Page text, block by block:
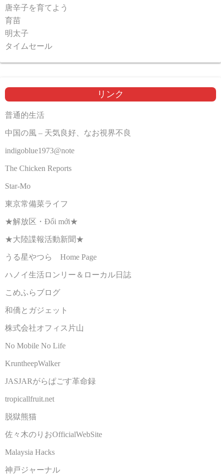
唐辛子を育てよう
育苗
明太子
タイムセール
リンク
普通的生活
中国の風 – 天気良好、なお視界不良
indigoblue1973@note
The Chicken Reports
Star-Mo
東京常備菜ライフ
★解放区・Đổi mới★
★大陸諜報活動新聞★
うる星やつら Home Page
ハノイ生活ロンリー＆ローカル日誌
こめふらブログ
和僑とガジェット
株式会社オフィス片山
No Mobile No Life
KruntheepWalker
JASJARがらぱごす革命録
tropicallfruit.net
脱獄熊猫
佐々木のりおOfficialWebSite
Malaysia Hacks
神戸ジャーナル